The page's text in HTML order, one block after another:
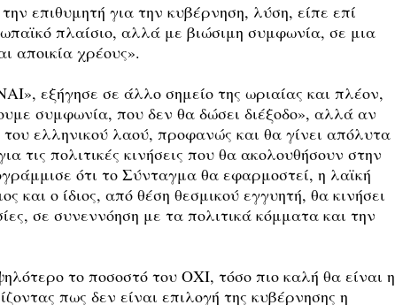
επιθυμητή για την κυβέρνηση, λύση, είπε επί
πλαίσιο, αλλά με βιώσιμη συμφωνία, σε μια
αποικία χρέους».
εξήγησε σε άλλο σημείο της ωριαίας και πλέον,
συμφωνία, που δεν θα δώσει διέξοδο», αλλά αν
του ελληνικού λαού, προφανώς και θα γίνει απόλυτα
τις πολιτικές κινήσεις που θα ακολουθήσουν στην
ότι το Σύνταγμα θα εφαρμοστεί, η λαϊκή
και ο ίδιος, από θέση θεσμικού εγγυητή, θα κινήσει
σε συνεννόηση με τα πολιτικά κόμματα και την
το ποσοστό του ΟΧΙ, τόσο πιο καλή θα είναι η
πως δεν είναι επιλογή της κυβέρνησης η